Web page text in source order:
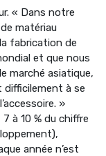
« Dans notre
matériau
fabrication de
et que nous
marché asiatique,
difficilement à se
»
à 10 % du chiffre
année n’est